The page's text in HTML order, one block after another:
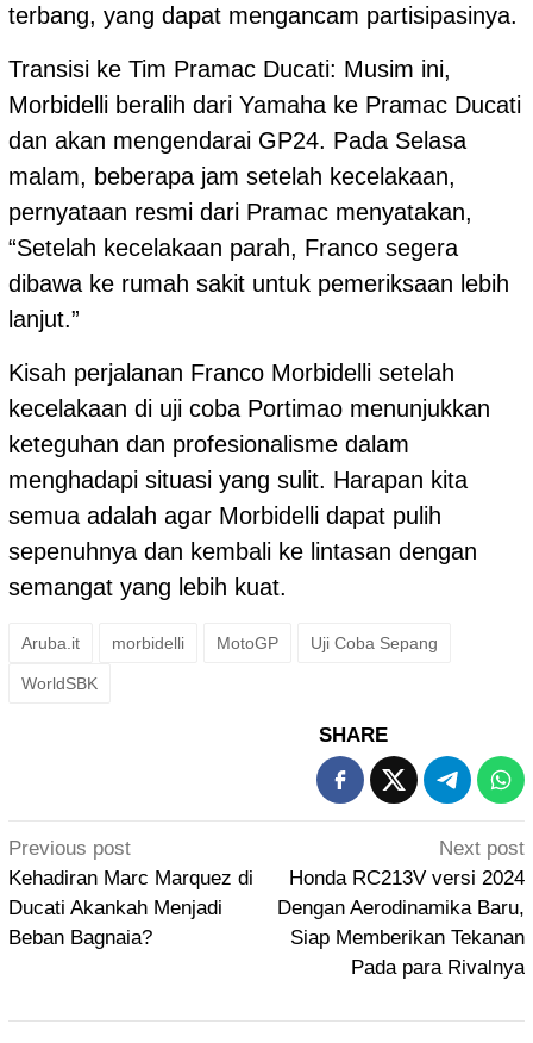
terbang, yang dapat mengancam partisipasinya.
Transisi ke Tim Pramac Ducati: Musim ini,
Morbidelli beralih dari Yamaha ke Pramac Ducati
dan akan mengendarai GP24. Pada Selasa
malam, beberapa jam setelah kecelakaan,
pernyataan resmi dari Pramac menyatakan,
“Setelah kecelakaan parah, Franco segera
dibawa ke rumah sakit untuk pemeriksaan lebih
lanjut.”
Kisah perjalanan Franco Morbidelli setelah
kecelakaan di uji coba Portimao menunjukkan
keteguhan dan profesionalisme dalam
menghadapi situasi yang sulit. Harapan kita
semua adalah agar Morbidelli dapat pulih
sepenuhnya dan kembali ke lintasan dengan
semangat yang lebih kuat.
Aruba.it morbidelli MotoGP Uji Coba Sepang
WorldSBK
SHARE
Post
navigation
Previous post
Kehadiran Marc Marquez di
Ducati Akankah Menjadi
Beban Bagnaia?
Next post
Honda RC213V versi 2024
Dengan Aerodinamika Baru,
Siap Memberikan Tekanan
Pada para Rivalnya